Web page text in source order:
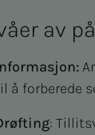
av
å forberede
: